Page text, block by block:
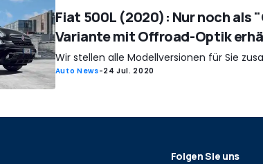
Fiat 500L (2020): Nur noch als
Variante mit Offroad-Optik
Wir stellen alle Modellversionen für Sie
Auto News-24 Jul. 2020
Folgen Sie uns